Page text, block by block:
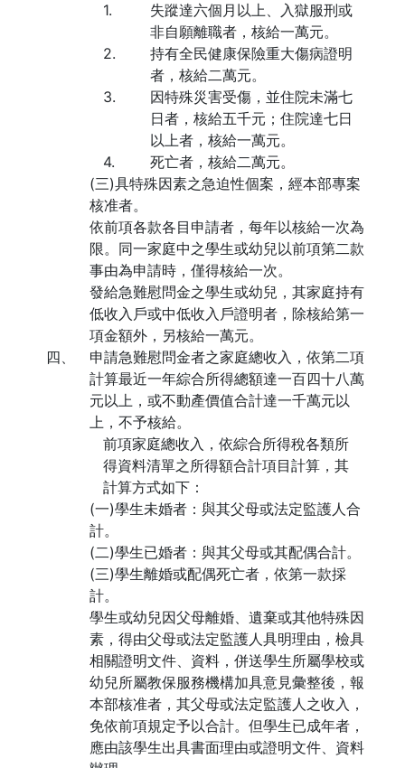
1.
失蹤達六個月以上、入獄服刑或
非自願離職者，核給一萬元。
2.
持有全民健康保險重大傷病證明
者，核給二萬元。
3.
因特殊災害受傷，並住院未滿七
日者，核給五千元；住院達七日
以上者，核給一萬元。
4.
死亡者，核給二萬元。
(三)具特殊因素之急迫性個案，經本部專案
核准者。
依前項各款各目申請者，每年以核給一次為
限。同一家庭中之學生或幼兒以前項第二款
事由為申請時，僅得核給一次。
發給急難慰問金之學生或幼兒，其家庭持有
低收入戶或中低收入戶證明者，除核給第一
項金額外，另核給一萬元。
四、
申請急難慰問金者之家庭總收入，依第二項
計算最近一年綜合所得總額達一百四十八萬
元以上，或不動產價值合計達一千萬元以
上，不予核給。
前項家庭總收入，依綜合所得稅各類所
得資料清單之所得額合計項目計算，其
計算方式如下：
(一)學生未婚者：與其父母或法定監護人合
計。
(二)學生已婚者：與其父母或其配偶合計。
(三)學生離婚或配偶死亡者，依第一款採
計。
學生或幼兒因父母離婚、遺棄或其他特殊因
素，得由父母或法定監護人具明理由，檢具
相關證明文件、資料，併送學生所屬學校或
幼兒所屬教保服務機構加具意見彙整後，報
本部核准者，其父母或法定監護人之收入，
免依前項規定予以合計。但學生已成年者，
應由該學生出具書面理由或證明文件、資料